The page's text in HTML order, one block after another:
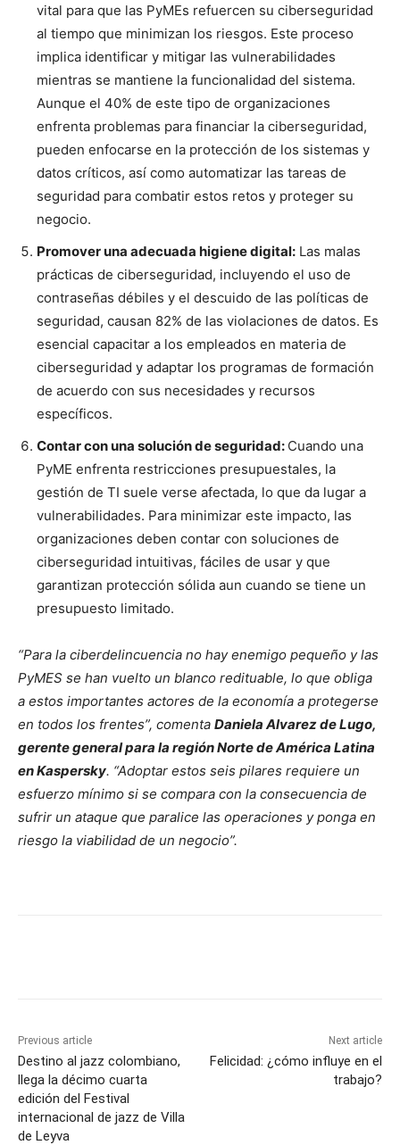
vital para que las PyMEs refuercen su ciberseguridad
al tiempo que minimizan los riesgos. Este proceso
implica identificar y mitigar las vulnerabilidades
mientras se mantiene la funcionalidad del sistema.
Aunque el 40% de este tipo de organizaciones
enfrenta problemas para financiar la ciberseguridad,
pueden enfocarse en la protección de los sistemas y
datos críticos, así como automatizar las tareas de
seguridad para combatir estos retos y proteger su
negocio.
Promover una adecuada higiene digital: Las malas
prácticas de ciberseguridad, incluyendo el uso de
contraseñas débiles y el descuido de las políticas de
seguridad, causan 82% de las violaciones de datos. Es
esencial capacitar a los empleados en materia de
ciberseguridad y adaptar los programas de formación
de acuerdo con sus necesidades y recursos
específicos.
Contar con una solución de seguridad: Cuando una
PyME enfrenta restricciones presupuestales, la
gestión de TI suele verse afectada, lo que da lugar a
vulnerabilidades. Para minimizar este impacto, las
organizaciones deben contar con soluciones de
ciberseguridad intuitivas, fáciles de usar y que
garantizan protección sólida aun cuando se tiene un
presupuesto limitado.
“Para la ciberdelincuencia no hay enemigo pequeño y las
PyMES se han vuelto un blanco redituable, lo que obliga
a estos importantes actores de la economía a protegerse
en todos los frentes”, comenta Daniela Alvarez de Lugo,
gerente general para la región Norte de América Latina
en Kaspersky. “Adoptar estos seis pilares requiere un
esfuerzo mínimo si se compara con la consecuencia de
sufrir un ataque que paralice las operaciones y ponga en
riesgo la viabilidad de un negocio”.
Previous article
Destino al jazz colombiano,
llega la décimo cuarta
edición del Festival
internacional de jazz de Villa
de Leyva
Next article
Felicidad: ¿cómo influye en el
trabajo?